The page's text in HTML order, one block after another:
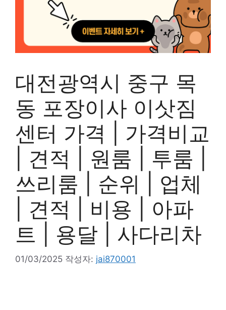
대전광역시 중구 목
동 포장이사 이삿짐
센터 가격 | 가격비교
| 견적 | 원룸 | 투룸 |
쓰리룸 | 순위 | 업체
| 견적 | 비용 | 아파
트 | 용달 | 사다리차
01/03/2025 작성자: jai870001